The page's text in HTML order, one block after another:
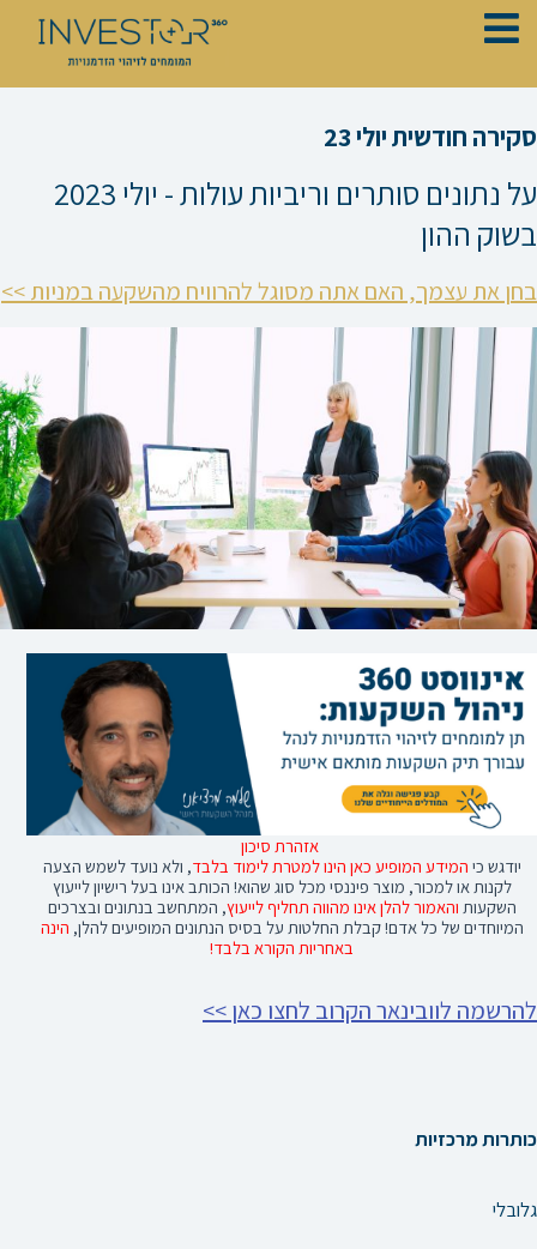
דילוג
סקירה חודשית יולי 23
על נתונים סותרים וריביות עולות - יולי 2023
בשוק ההון
בחן את עצמך, האם אתה מסוגל להרוויח מהשקעה במניות >>
אזהרת סיכון
יודגש כי המידע המופיע כאן הינו למטרת לימוד בלבד, ולא נועד לשמש הצעה
לקנות או למכור, מוצר פיננסי מכל סוג שהוא! הכותב אינו בעל רישיון לייעוץ
השקעות והאמור להלן אינו מהווה תחליף לייעוץ, המתחשב בנתונים ובצרכים
המיוחדים של כל אדם! קבלת החלטות על בסיס הנתונים המופיעים להלן, הינה
באחריות הקורא בלבד!
להרשמה לוובינאר הקרוב לחצו כאן >>
כותרות מרכזיות
גלובלי